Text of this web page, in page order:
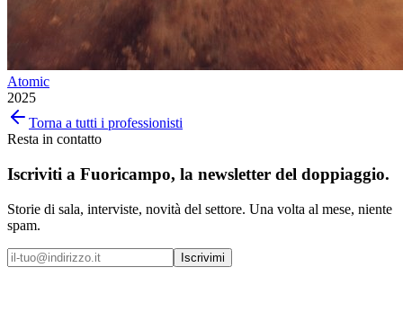
Atomic
2025
Torna a tutti i professionisti
Resta in contatto
Iscriviti a Fuoricampo, la newsletter del doppiaggio.
Storie di sala, interviste, novità del settore. Una volta al mese, niente
spam.
Iscrivimi